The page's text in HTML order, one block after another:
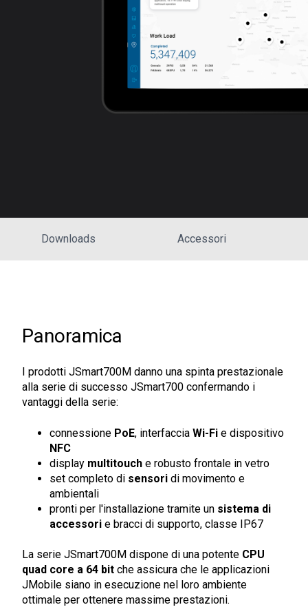
Downloads Accessori
Panoramica
I prodotti JSmart700M danno una spinta prestazionale
alla serie di successo JSmart700 confermando i
vantaggi della serie:
connessione PoE, interfaccia Wi-Fi e dispositivo
NFC
display multitouch e robusto frontale in vetro
set completo di sensori di movimento e
ambientali
pronti per l'installazione tramite un sistema di
accessori e bracci di supporto, classe IP67
La serie JSmart700M dispone di una potente CPU
quad core a 64 bit che assicura che le applicazioni
JMobile siano in esecuzione nel loro ambiente
ottimale per ottenere massime prestazioni.